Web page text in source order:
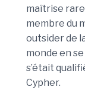
maîtrise
membre du
outsider de
monde en
s’était
Cypher.